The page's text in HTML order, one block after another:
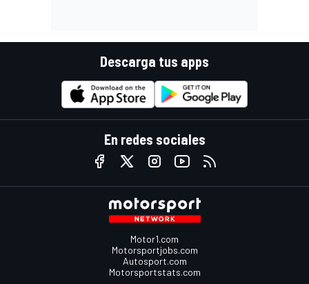
Descarga tus apps
En redes sociales
Motor1.com
Motorsportjobs.com
Autosport.com
Motorsportstats.com